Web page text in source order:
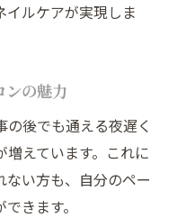
ルケアが実現しま
ンの魅力
後でも通える夜遅く
増えています。これに
ない方も、自分のペー
きます。